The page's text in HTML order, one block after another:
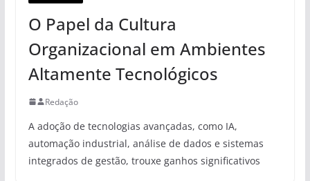
O Papel da Cultura
Organizacional em Ambientes
Altamente Tecnológicos
Redação
A adoção de tecnologias avançadas, como IA,
automação industrial, análise de dados e sistemas
integrados de gestão, trouxe ganhos significativos